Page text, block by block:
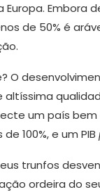
Embora
de 50% é
O
altíssima
um país
100%, e um PIB
trunfos
ordeira do